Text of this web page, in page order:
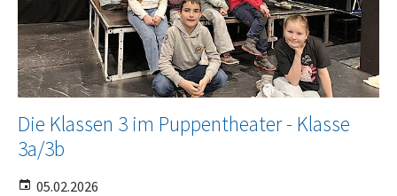
Die Klassen 3 im Puppentheater - Klasse
3a/3b
05.02.2026